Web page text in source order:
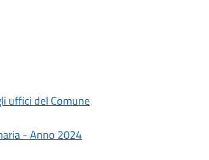
uffici del Comune
- Anno 2024